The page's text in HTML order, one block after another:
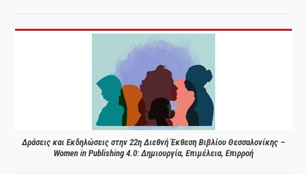
Δράσεις και Εκδηλώσεις στην 22η Διεθνή Έκθεση Βιβλίου Θεσσαλονίκης –
Women in Publishing 4.0: Δημιουργία, Επιμέλεια, Επιρροή